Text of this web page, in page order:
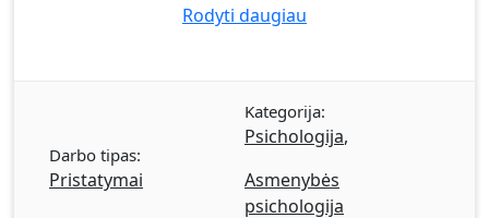
Rodyti daugiau
Darbo tipas:
Pristatymai
Kategorija:
Psichologija,
Asmenybės
psichologija